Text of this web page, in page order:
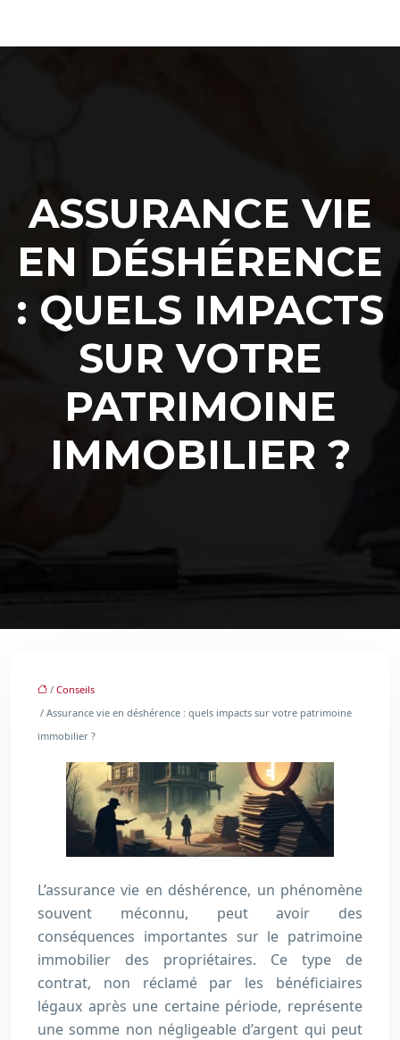
ASSURANCE VIE
EN DÉSHÉRENCE
: QUELS IMPACTS
SUR VOTRE
PATRIMOINE
IMMOBILIER ?
/ Conseils
/ Assurance vie en déshérence : quels impacts sur votre patrimoine
immobilier ?
L’assurance vie en déshérence, un phénomène
souvent méconnu, peut avoir des
conséquences importantes sur le patrimoine
immobilier des propriétaires. Ce type de
contrat, non réclamé par les bénéficiaires
légaux après une certaine période, représente
une somme non négligeable d’argent qui peut